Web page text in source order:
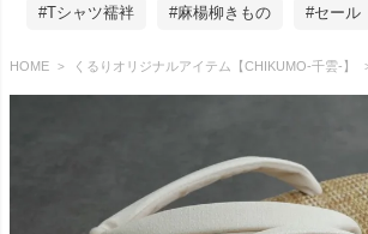
#Tシャツ襦袢 #麻楊柳きもの #セール
HOME くるりオリジナルアイテム【CHIKUMO-千雲-】